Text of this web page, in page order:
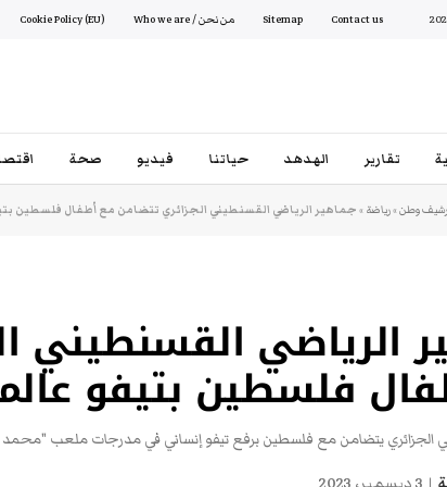
Contact us
Sitemap من نحن / Who we are Cookie Policy (EU)
تقارير الهدهد حياتنا فيديو صحة
وطن»رياضة»جماهير الرياضي القسنطيني الجزائري تتضامن مع أطفال فلسطين
الرياضي القسنطيني
فلسطين بتيفو
الجزائري يتضامن مع فلسطين برفع تيفو إنساني في مدرجات ملعب